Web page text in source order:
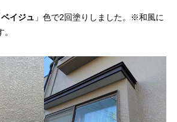
ベイジュ 」色で2回塗りしました。※和風に